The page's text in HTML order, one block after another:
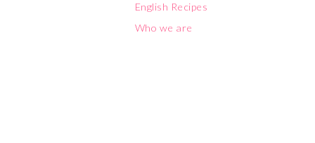
English Recipes
Who we are